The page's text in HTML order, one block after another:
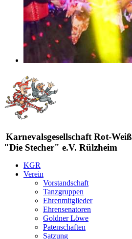
Karnevalsgesellschaft Rot-Weiß
"Die Stecher" e.V. Rülzheim
KGR
Verein
Vorstandschaft
Tanzgruppen
Ehrenmitglieder
Ehrensenatoren
Goldner Löwe
Patenschaften
Satzung